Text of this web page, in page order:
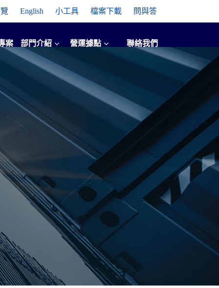
English 小工具 檔案下載 問與答
案 部門介紹 營運據點 聯絡我們